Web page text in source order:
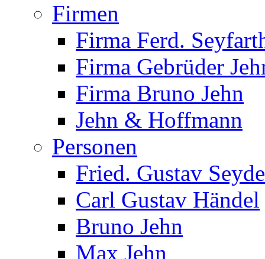
Firmen
Firma Ferd.
Firma Gebrüder
Firma Bruno Jehn
Jehn & Hoffmann
Personen
Fried. Gustav
Carl Gustav Händel
Bruno Jehn
Max Jehn